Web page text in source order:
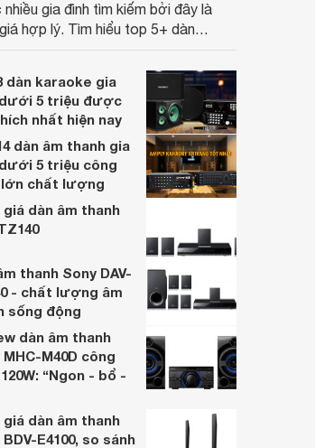
-
Dàn âm thanh Soundbar Sony
Giá từ 3.100.000 đ
Có 87 nơi bán
gia đình tìm kiếm bởi đây là
hợp lý. Tìm hiểu top 5+ dàn
dàn karaoke gia
5 triệu được
nhất hiện nay
dàn âm thanh gia
5 triệu công
chất lượng
giá dàn âm thanh
thanh Sony DAV-
- chất lượng âm
sống động
dàn âm thanh
MHC-M40D công
“Ngon - bổ -
giá dàn âm thanh
E4100, so sánh